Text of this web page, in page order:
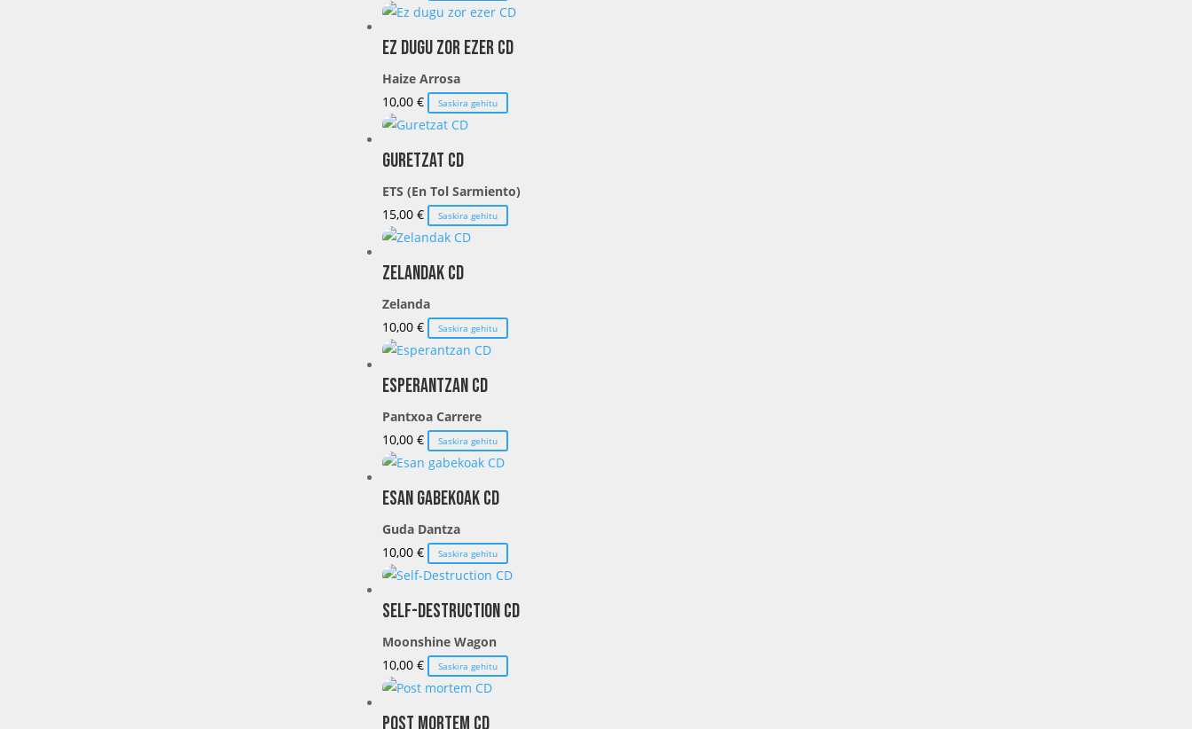
Ez dugu zor ezer CD
Haize Arrosa
10,00 € Saskira gehitu
Guretzat CD
ETS (En Tol Sarmiento)
15,00 € Saskira gehitu
Zelandak CD
Zelanda
10,00 € Saskira gehitu
Esperantzan CD
Pantxoa Carrere
10,00 € Saskira gehitu
Esan gabekoak CD
Guda Dantza
10,00 € Saskira gehitu
Self-Destruction CD
Moonshine Wagon
10,00 € Saskira gehitu
Post mortem CD